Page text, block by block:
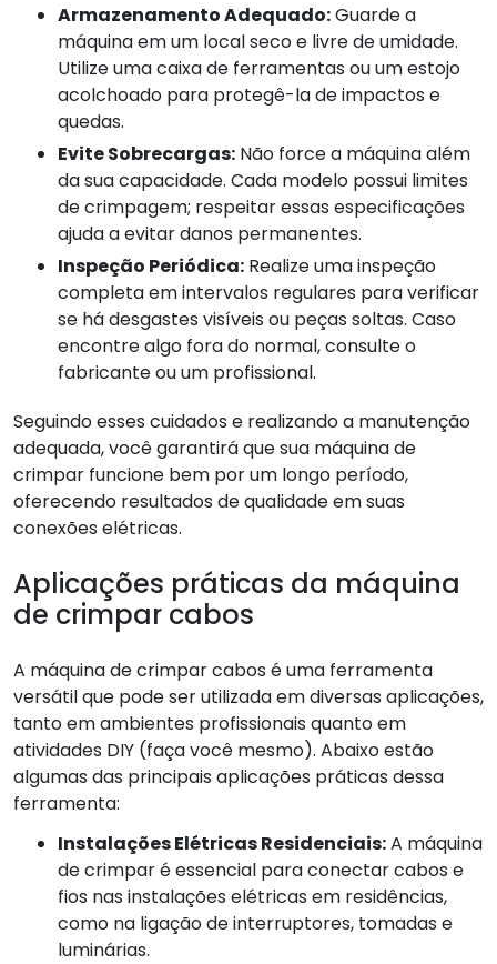
Armazenamento Adequado:Guarde a
máquina em um local seco e livre de umidade.
Utilize uma caixa de ferramentas ou um estojo
acolchoado para protegê-la de impactos e
quedas.
Evite Sobrecargas: Não force a máquina além
da sua capacidade. Cada modelo possui limites
de crimpagem; respeitar essas especificações
ajuda a evitar danos permanentes.
Inspeção Periódica: Realize uma inspeção
completa em intervalos regulares para verificar
se há desgastes visíveis ou peças soltas. Caso
encontre algo fora do normal, consulte o
fabricante ou um profissional.
Seguindo esses cuidados e realizando a manutenção
adequada, você garantirá que sua máquina de
crimpar funcione bem por um longo período,
oferecendo resultados de qualidade em suas
conexões elétricas.
Aplicações práticas da máquina
de crimpar cabos
A máquina de crimpar cabos é uma ferramenta
versátil que pode ser utilizada em diversas aplicações,
tanto em ambientes profissionais quanto em
atividades DIY (faça você mesmo). Abaixo estão
algumas das principais aplicações práticas dessa
ferramenta:
Instalações Elétricas Residenciais:A máquina
de crimpar é essencial para conectar cabos e
fios nas instalações elétricas em residências,
como na ligação de interruptores, tomadas e
luminárias.